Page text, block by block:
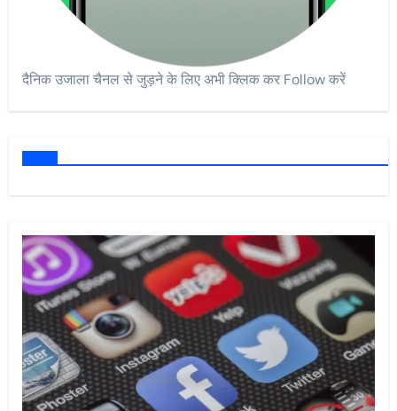
दैनिक उजाला चैनल से जुड़ने के लिए अभी क्लिक कर Follow करें